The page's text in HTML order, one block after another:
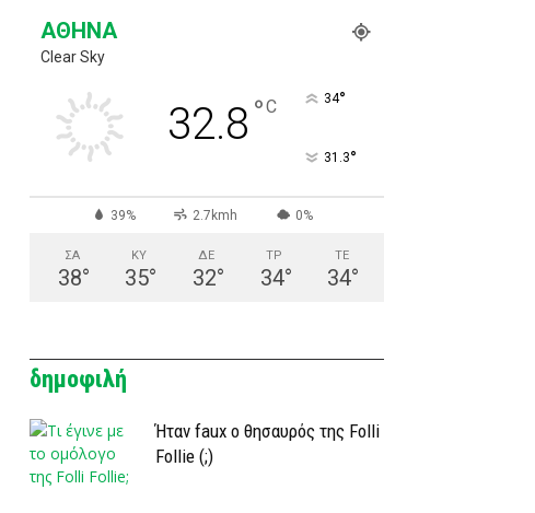
ΑΘΉΝΑ
Clear Sky
32.8 °C 34°
31.3°
39% 2.7kmh 0%
ΣΑ
38°
ΚΥ
35°
ΔΕ
32°
ΤΡ
34°
ΤΕ
34°
δημοφιλή
Ήταν faux ο θησαυρός της Folli
Follie (;)